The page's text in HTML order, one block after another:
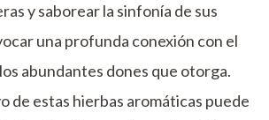
y saborear la sinfonía de sus
una profunda conexión con el
abundantes dones que otorga.
de estas hierbas aromáticas puede